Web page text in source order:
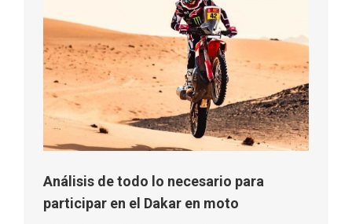
Análisis de todo lo necesario para
participar en el Dakar en moto